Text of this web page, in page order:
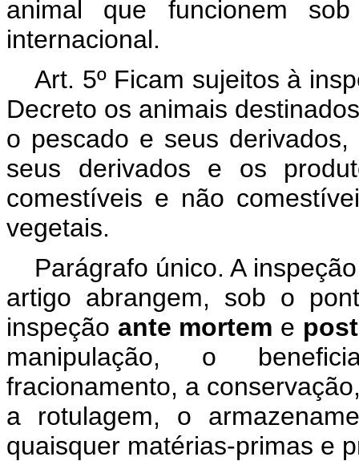
animal que funcionem
internacional.
Art. 5º Ficam sujeitos à
Decreto os animais
o pescado e seus
seus derivados e os
comestíveis e não
vegetais.
Parágrafo único. A
artigo abrangem, sob o
inspeção ante mortem e
manipulação, o
fracionamento, a
a rotulagem, o
quaisquer matérias-primas e